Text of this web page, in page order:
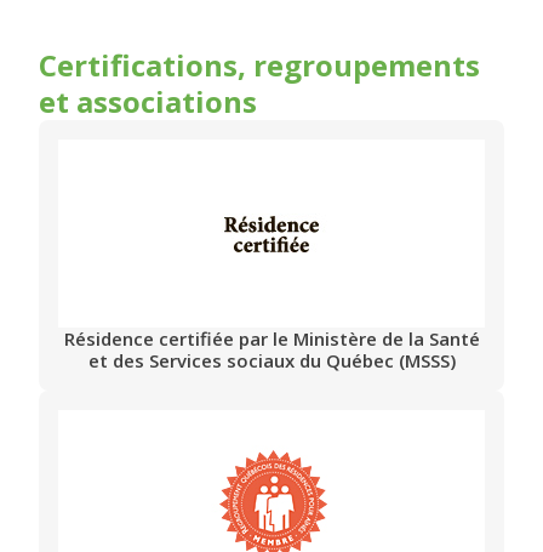
Certifications, regroupements
et associations
Résidence certifiée par le Ministère de la Santé
et des Services sociaux du Québec (MSSS)